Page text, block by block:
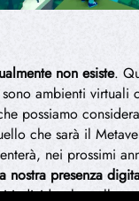
non esiste.
ambienti virtuali
possiamo
che sarà il
nei prossimi
nostra presenza
individuo ha nella